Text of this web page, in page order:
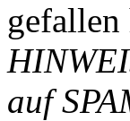
gefallen
auf